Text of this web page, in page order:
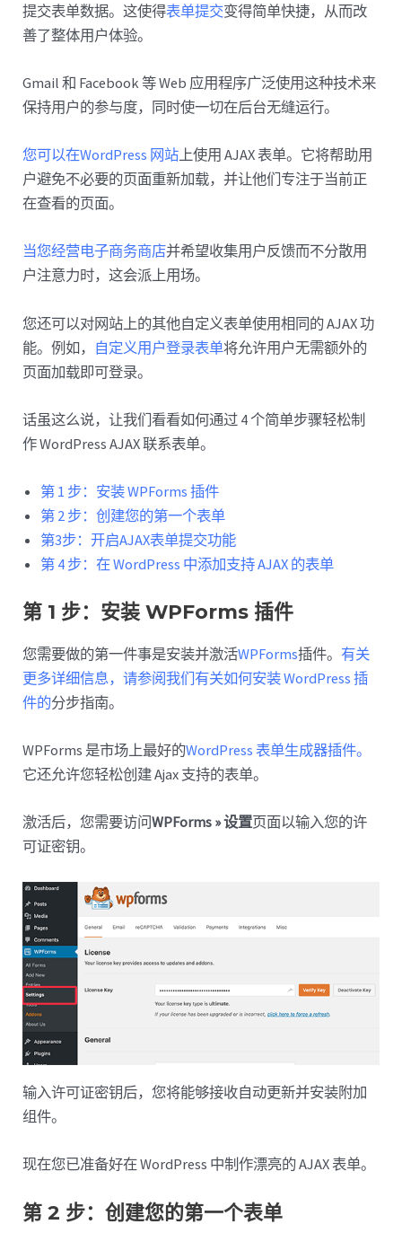
提交表单数据。这使得表单提交变得简单快捷，从而改
善了整体用户体验。
Gmail 和 Facebook 等 Web 应用程序广泛使用这种技术来
保持用户的参与度，同时使一切在后台无缝运行。
您可以在WordPress 网站上使用 AJAX 表单。它将帮助用
户避免不必要的页面重新加载，并让他们专注于当前正
在查看的页面。
当您经营电子商务商店并希望收集用户反馈而不分散用
户注意力时，这会派上用场。
您还可以对网站上的其他自定义表单使用相同的 AJAX 功
能。例如， 自定义用户登录表单将允许用户无需额外的
页面加载即可登录。
话虽这么说，让我们看看如何通过 4 个简单步骤轻松制
作 WordPress AJAX 联系表单。
第 1 步：安装 WPForms 插件
第 2 步：创建您的第一个表单
第3步：开启AJAX表单提交功能
第 4 步：在 WordPress 中添加支持 AJAX 的表单
第 1 步：安装 WPForms 插件
您需要做的第一件事是安装并激活WPForms插件。 有关
更多详细信息，请参阅我们有关如何安装 WordPress 插
件的分步指南。
WPForms 是市场上最好的WordPress 表单生成器插件。
它还允许您轻松创建 Ajax 支持的表单。
激活后，您需要访问WPForms » 设置页面以输入您的许
可证密钥。
输入许可证密钥后，您将能够接收自动更新并安装附加
组件。
现在您已准备好在 WordPress 中制作漂亮的 AJAX 表单。
第 2 步：创建您的第一个表单